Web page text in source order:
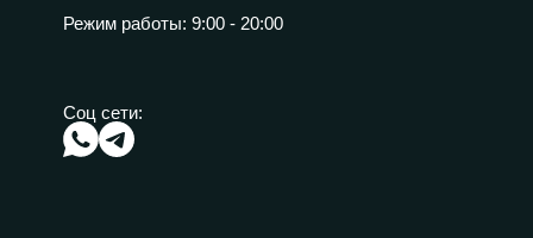
Режим работы: 9:00 - 20:00
Соц сети: